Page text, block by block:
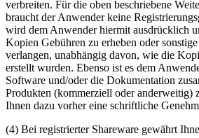
verbreiten. Für die oben beschriebene
braucht der Anwender keine
wird dem Anwender hiermit ausdrücklich
Kopien Gebühren zu erheben oder
verlangen, unabhängig davon, wie die
erstellt wurden. Ebenso ist es dem
Software und/oder die Dokumentation
Produkten (kommerziell oder anderweitig)
Ihnen dazu vorher eine schriftliche
(4) Bei registrierter Shareware gewährt